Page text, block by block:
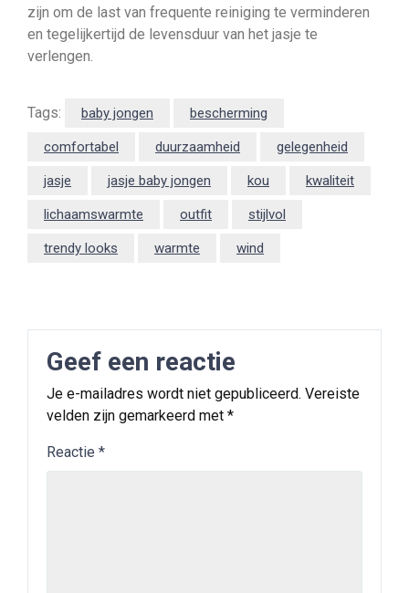
zijn om de last van frequente reiniging te verminderen
en tegelijkertijd de levensduur van het jasje te
verlengen.
Tags: baby jongen bescherming
comfortabel duurzaamheid gelegenheid
jasje jasje baby jongen kou kwaliteit
lichaamswarmte outfit stijlvol
trendy looks warmte wind
Geef een reactie
Je e-mailadres wordt niet gepubliceerd. Vereiste
velden zijn gemarkeerd met *
Reactie *